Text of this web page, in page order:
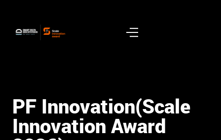
PF Innovation(Scale
Innovation Award